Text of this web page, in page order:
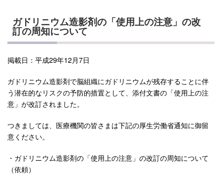
ガドリニウム造影剤の「使用上の注意」の改
訂の周知について
掲載日：平成29年12月7日
ガドリニウム造影剤で脳組織にガドリニウムが残存することに伴
う潜在的なリスクの予防的措置として、添付文書の「使用上の注
意」が改訂されました。
つきましては、医療機関の皆さまは下記の厚生労働省通知に御留
意ください。
・ガドリニウム造影剤の「使用上の注意」の改訂の周知について
（依頼）